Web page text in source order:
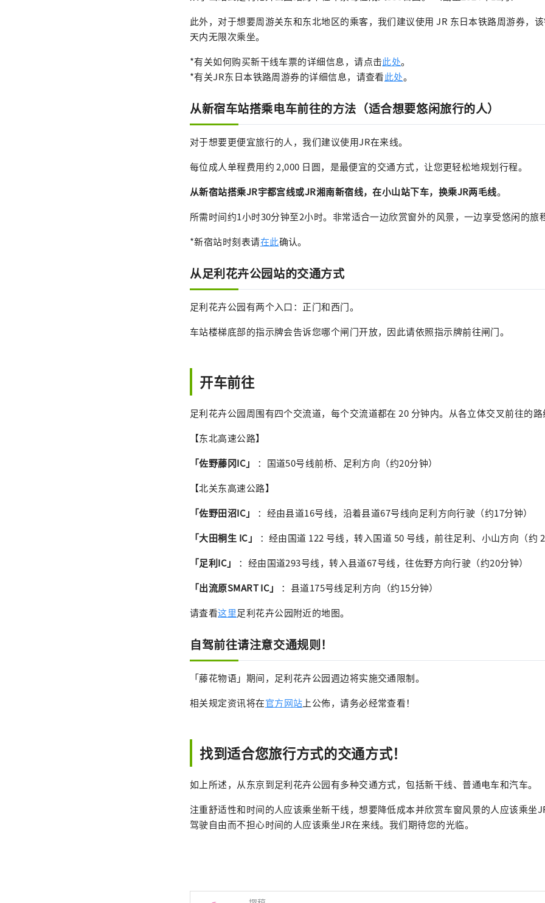
此外，对于想要周游关东和东北地区的乘客，我们建议使用 JR 东日本铁路周游券，
天内无限次乘坐。
*有关如何购买新干线车票的详细信息，请点击此处。
*有关JR东日本铁路周游券的详细信息，请查看此处。
从新宿车站搭乘电车前往的方法（适合想要悠闲旅行的人）
对于想要更便宜旅行的人，我们建议使用JR在来线。
每位成人单程费用约 2,000 日圆，是最便宜的交通方式，让您更轻松地规划行程。
从新宿站搭乘JR宇都宫线或JR湘南新宿线，在小山站下车，换乘JR两毛线。
所需时间约1小时30分钟至2小时。非常适合一边欣赏窗外的风景，一边享受悠闲的旅
*新宿站时刻表请在此确认。
从足利花卉公园站的交通方式
足利花卉公园有两个入口：正门和西门。
车站楼梯底部的指示牌会告诉您哪个闸门开放，因此请依照指示牌前往闸门。
开车前往
足利花卉公园周围有四个交流道，每个交流道都在 20 分钟内。从各立体交叉前往的
【东北高速公路】
「佐野藤冈IC」
：国道50号线前桥、足利方向（约20分钟）
【北关东高速公路】
「佐野田沼IC」
：经由县道16号线，沿着县道67号线向足利方向行驶（约17分钟）
「大田桐生 IC」
：经由国道 122 号线，转入国道 50 号线，前往足利、小山方向（约
「足利IC」
：经由国道293号线，转入县道67号线，往佐野方向行驶（约20分钟）
「出流原SMART IC」
：县道175号线足利方向（约15分钟）
请査看这里足利花卉公园附近的地图。
自驾前往请注意交通规则！
「藤花物语」期间，足利花卉公园週边将实施交通限制。
相关规定资讯将在官方网站 上公佈，请务必经常查看！
找到适合您旅行方式的交通方式！
如上所述，从东京到足利花卉公园有多种交通方式，包括新干线、普通电车和汽车。
注重舒适性和时间的人应该乘坐新干线，想要降低成本并欣赏车窗风景的人应该乘坐
驾驶自由而不担心时间的人应该乘坐JR在来线。我们期待您的光临。